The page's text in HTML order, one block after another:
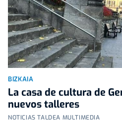
BIZKAIA
La casa de cultura de
nuevos talleres
NOTICIAS TALDEA MULTIMEDIA